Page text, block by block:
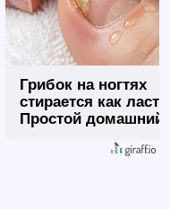
Грибок на ногтях
стирается как
Простой домашний